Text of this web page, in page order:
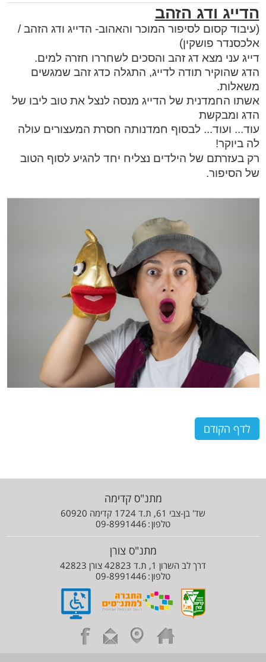
הדייג ודג הזהב
(עיבוד קסום לסיפור המוכר והאהוב- הדייג ודג הזהב /
אלכסנדר פושקין)
דייג עני מצא דג זהב והסכים לשחררו חזרה למים.
הדג שהוקיר תודה לדייג, התגלה כדג זהב שמגשים
משאלות.
אשתו החמדנית של הדייג מנסה לנצל את טוב ליבו של
הדג ומבקשת
עוד... ועוד... לבסוף חמדנותה חסרת המעצורים עולה
לה ביוקר!
רק בעזרתם של הילדים נצליח יחד להגיע לסוף הטוב
של הסיפור.
לדף הקודם
מתנ"ס קדימה
שד' בן-צבי 61, ת.ד 1724 קדימה 60920
טלפון 09-8991446
מתנ"ס צורן
דרך לב השרון 1, ת.ד 42823 צורן 42823
טלפון 09-8991446